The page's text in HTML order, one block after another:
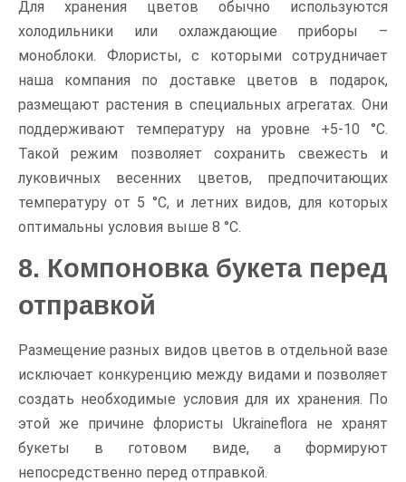
Для хранения цветов обычно используются
холодильники или охлаждающие приборы –
моноблоки. Флористы, с которыми сотрудничает
наша компания по доставке цветов в подарок,
размещают растения в специальных агрегатах. Они
поддерживают температуру на уровне +5-10 °С.
Такой режим позволяет сохранить свежесть и
луковичных весенних цветов, предпочитающих
температуру от 5 °С, и летних видов, для которых
оптимальны условия выше 8 °С.
8. Компоновка букета перед
отправкой
Размещение разных видов цветов в отдельной вазе
исключает конкуренцию между видами и позволяет
создать необходимые условия для их хранения. По
этой же причине флористы Ukraineflora не хранят
букеты в готовом виде, а формируют
непосредственно перед отправкой.